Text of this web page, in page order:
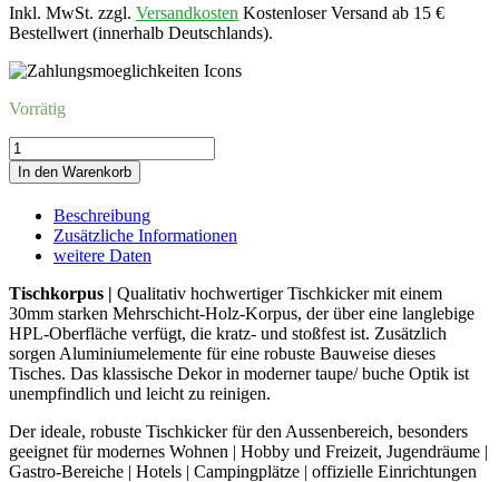
Inkl. MwSt. zzgl. Versandkosten Kostenloser Versand ab 15 €
Bestellwert (innerhalb Deutschlands).
Vorrätig
Kicker
STELLA
CHAMPIONOUT
TAUPE-
BUCHE-
GRAU
Menge
In den Warenkorb
Beschreibung
Zusätzliche Informationen
weitere Daten
Tischkorpus | Qualitativ hochwertiger Tischkicker mit einem
30mm starken Mehrschicht-Holz-Korpus, der über eine langlebige
HPL-Oberfläche verfügt, die kratz- und stoßfest ist. Zusätzlich
sorgen Aluminiumelemente für eine robuste Bauweise dieses
Tisches. Das klassische Dekor in moderner taupe/ buche Optik ist
unempfindlich und leicht zu reinigen.
Der ideale, robuste Tischkicker für den Aussenbereich, besonders
geeignet für modernes Wohnen | Hobby und Freizeit, Jugendräume |
Gastro-Bereiche | Hotels | Campingplätze | offizielle Einrichtungen